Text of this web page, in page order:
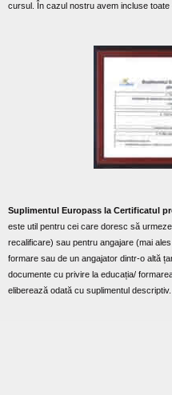
cursul. În cazul nostru avem incluse toate
Suplimentul Europass la Certificatul
este util pentru cei care doresc să
recalificare) sau pentru angajare (mai
formare sau de un angajator dintr-o altă
documente cu privire la educația/
eliberează odată cu suplimentul descriptiv.